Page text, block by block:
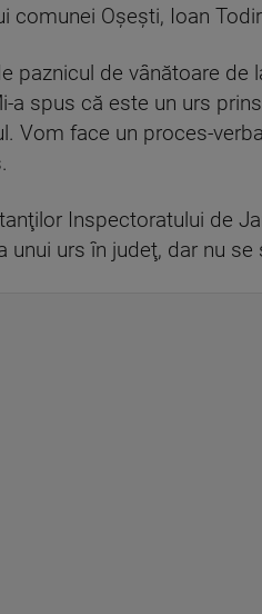
comunei Oşeşti, Ioan
paznicul de vânătoare
a spus că este un urs
Vom face un proces-
Inspectoratului de
unui urs în judeţ, dar nu